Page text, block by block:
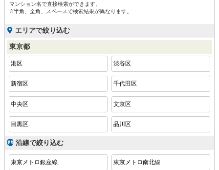
マンション名で直接検索ができます。
※半角、全角、スペースで検索結果が異なります。
エリアで絞り込む
東京都
港区 渋谷区
新宿区 千代田区
中央区 文京区
目黒区 品川区
沿線で絞り込む
東京メトロ銀座線 東京メトロ南北線